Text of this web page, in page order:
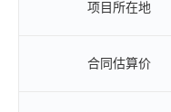
项目所在地
合同估算价